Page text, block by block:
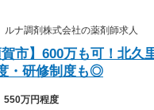
ナ調剤株式会社の薬剤師求人
賀市】600万も可！北久
・研修制度も◎
550万円程度